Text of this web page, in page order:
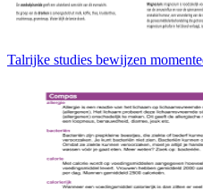
Talrijke studies bewijzen